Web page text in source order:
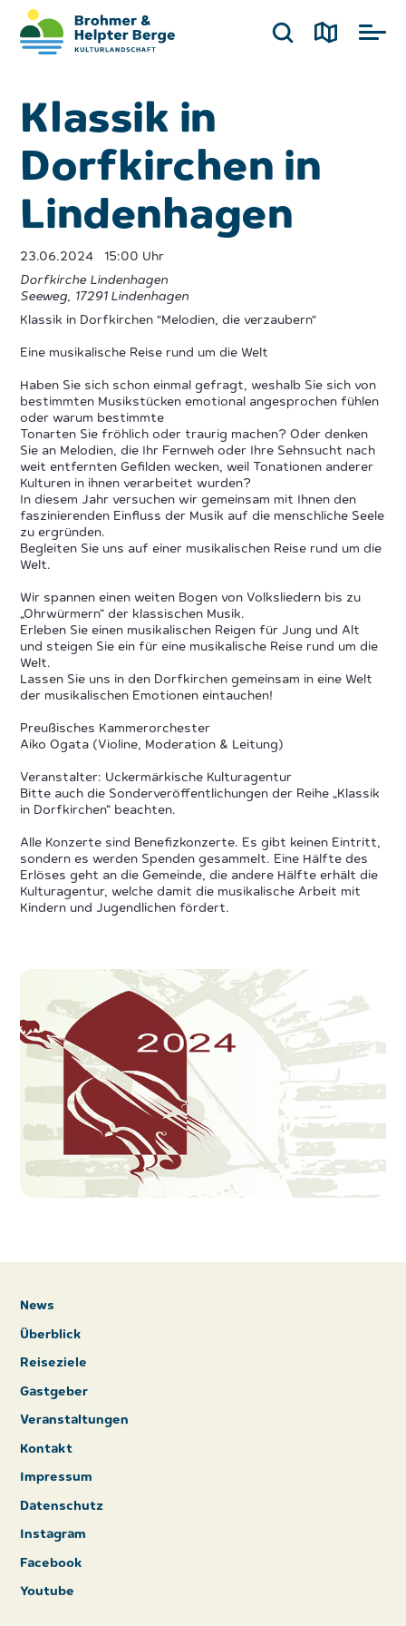
Klassik in
Dorfkirchen in
Lindenhagen
23.06.2024 15:00 Uhr
Dorfkirche Lindenhagen
Seeweg, 17291 Lindenhagen
Klassik in Dorfkirchen "Melodien, die verzaubern"
Eine musikalische Reise rund um die Welt
Haben Sie sich schon einmal gefragt, weshalb Sie sich von
bestimmten Musikstücken emotional angesprochen fühlen
oder warum bestimmte
Tonarten Sie fröhlich oder traurig machen? Oder denken
Sie an Melodien, die Ihr Fernweh oder Ihre Sehnsucht nach
weit entfernten Gefilden wecken, weil Tonationen anderer
Kulturen in ihnen verarbeitet wurden?
In diesem Jahr versuchen wir gemeinsam mit Ihnen den
faszinierenden Einfluss der Musik auf die menschliche Seele
zu ergründen.
Begleiten Sie uns auf einer musikalischen Reise rund um die
Welt.
Wir spannen einen weiten Bogen von Volksliedern bis zu
„Ohrwürmern“ der klassischen Musik.
Erleben Sie einen musikalischen Reigen für Jung und Alt
und steigen Sie ein für eine musikalische Reise rund um die
Welt.
Lassen Sie uns in den Dorfkirchen gemeinsam in eine Welt
der musikalischen Emotionen eintauchen!
Preußisches Kammerorchester
Aiko Ogata (Violine, Moderation & Leitung)
Veranstalter: Uckermärkische Kulturagentur
Bitte auch die Sonderveröffentlichungen der Reihe „Klassik
in Dorfkirchen“ beachten.
Alle Konzerte sind Benefizkonzerte. Es gibt keinen Eintritt,
sondern es werden Spenden gesammelt. Eine Hälfte des
Erlöses geht an die Gemeinde, die andere Hälfte erhält die
Kulturagentur, welche damit die musikalische Arbeit mit
Kindern und Jugendlichen fördert.
News
Überblick
Reiseziele
Gastgeber
Veranstaltungen
Kontakt
Impressum
Datenschutz
Instagram
Facebook
Youtube